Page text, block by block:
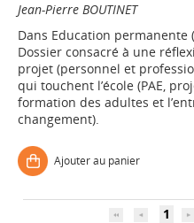
Jean-Pierre BOUTINET
Dans Education permanente
Dossier consacré à une
projet (personnel et
qui touchent l’école (PAE,
formation des adultes et
changement).
Ajouter au panier
1
Appels à
Déposer une